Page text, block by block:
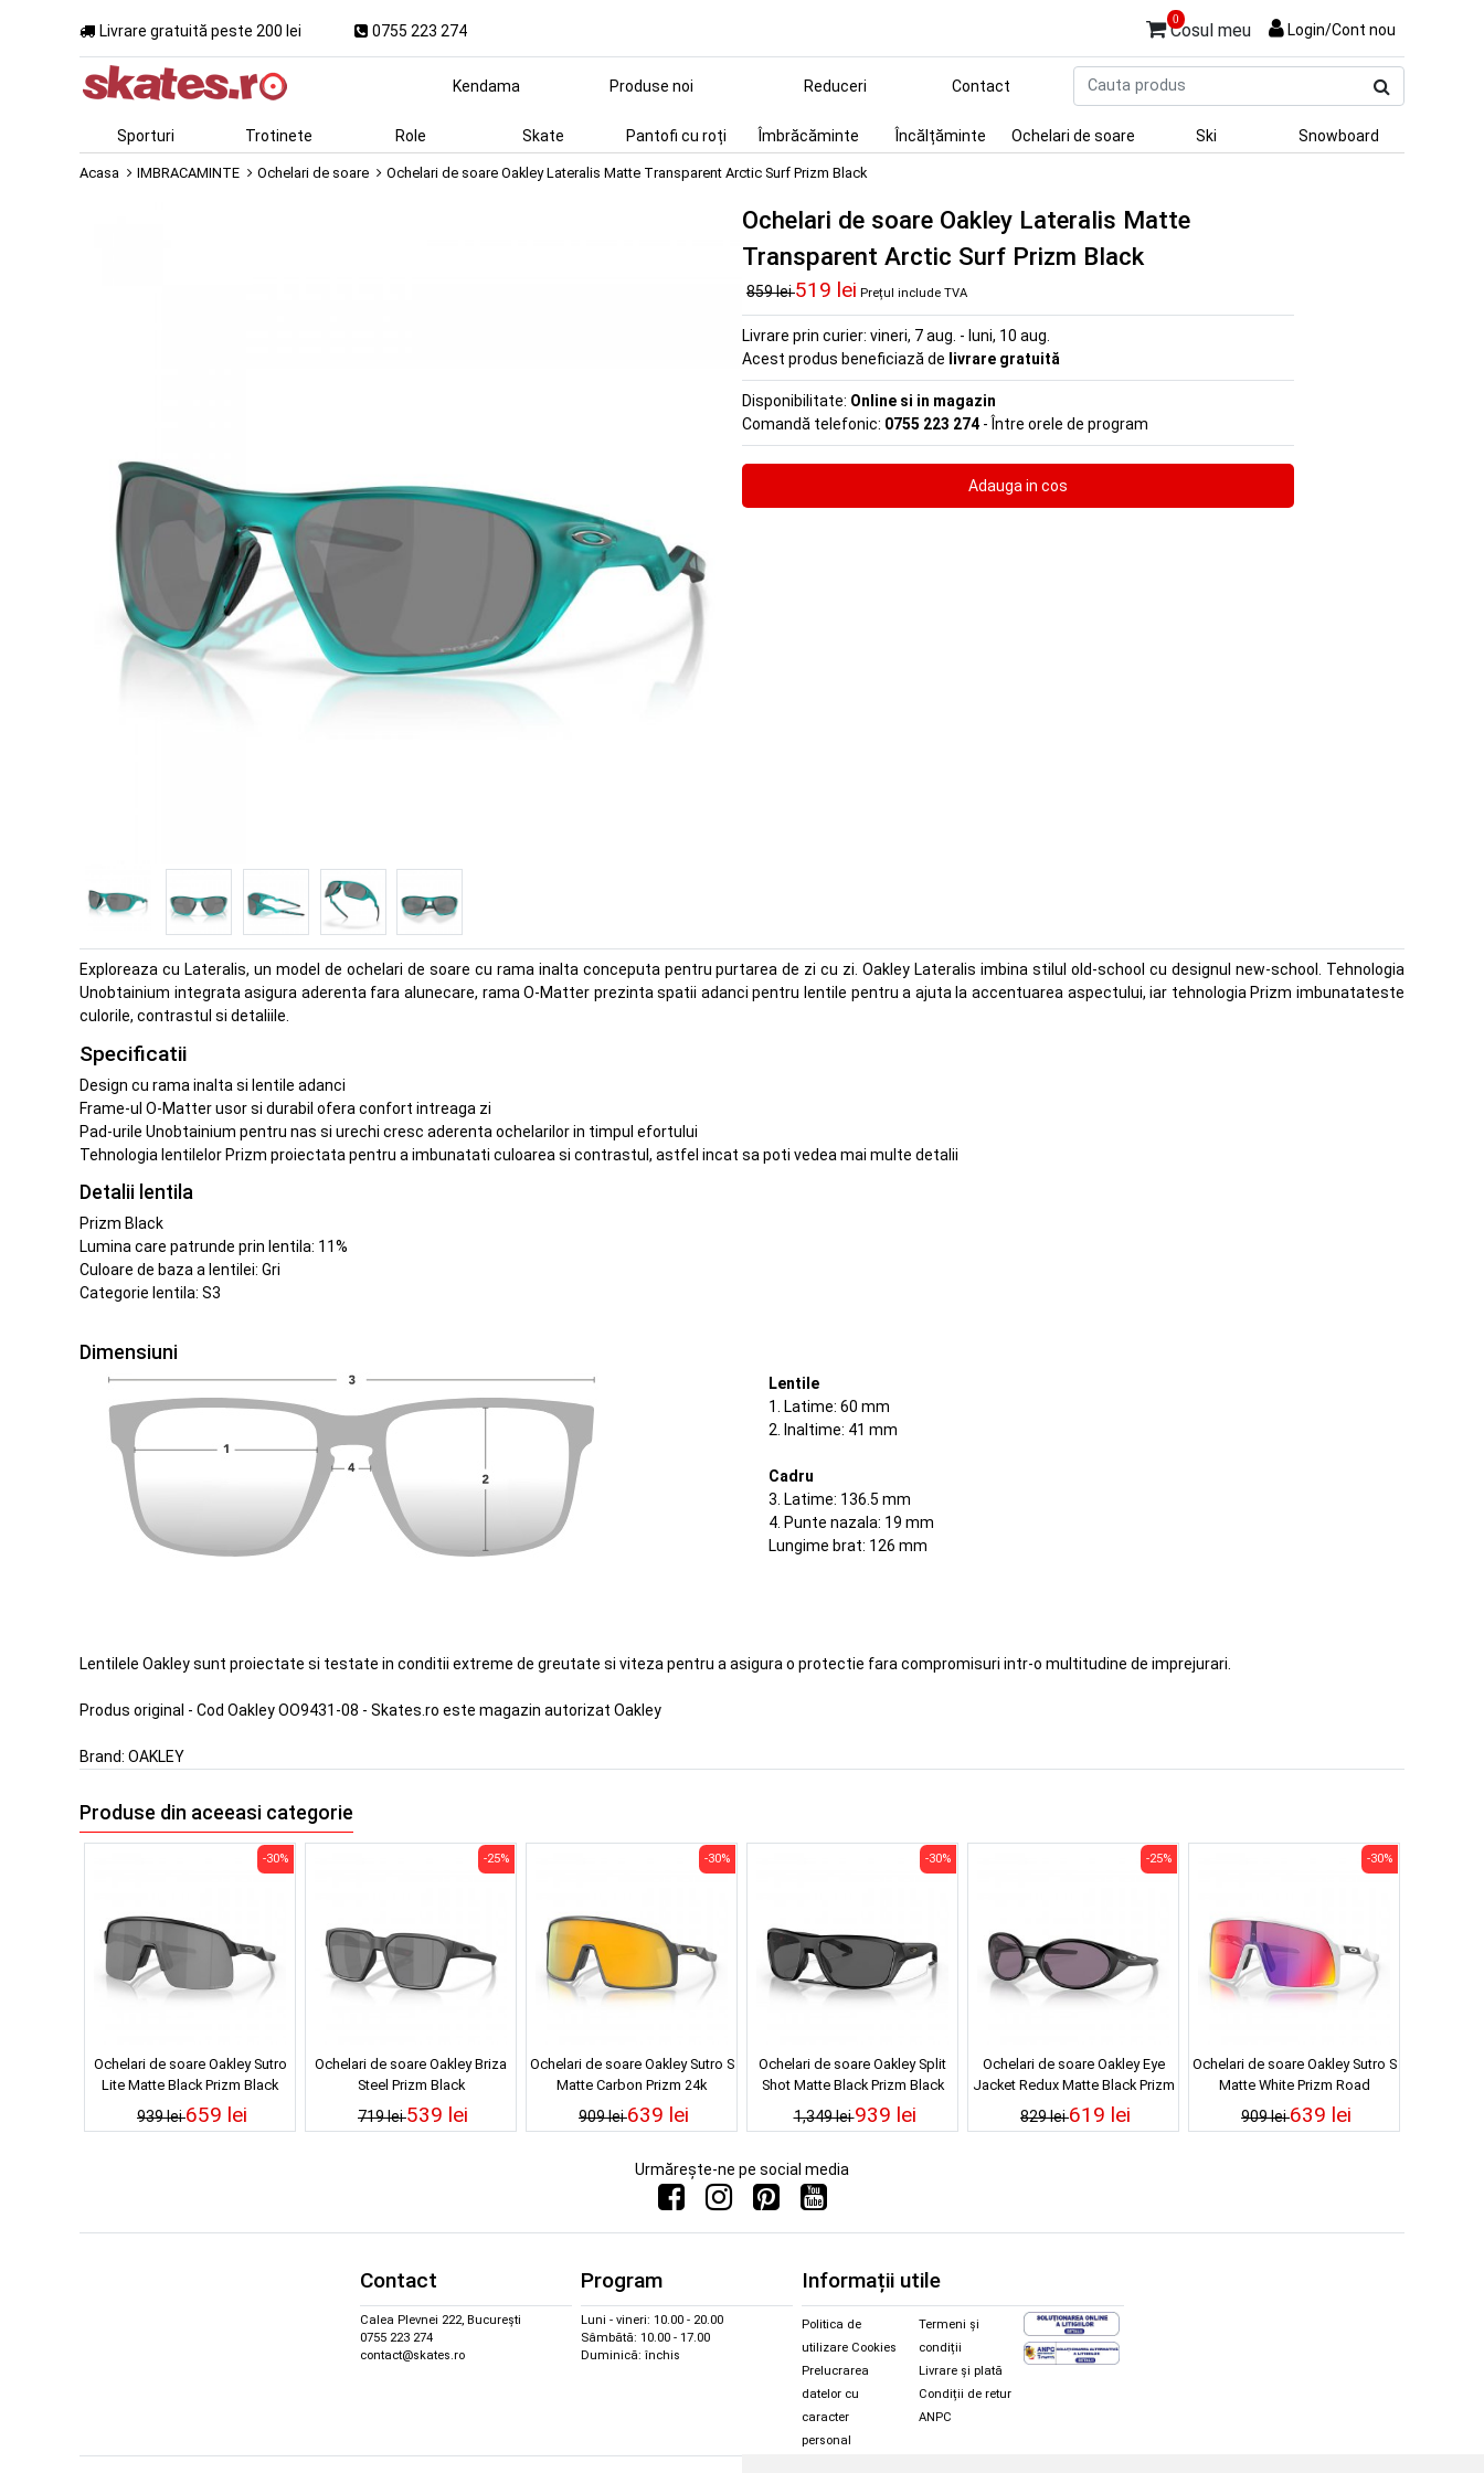
Livrare gratuită peste 200 lei 0755 223 274
0
Cosul meu Login/Cont nou
produs
Kendama Produse noi Reduceri Contact
Sporturi Trotinete Role Skate Pantofi cu roți Îmbrăcăminte Încălțăminte Ochelari de soare Ski Snowboard
Acasa IMBRACAMINTE Ochelari de soare Ochelari de soare Oakley Lateralis Matte Transparent Arctic Surf Prizm Black
Ochelari de soare Oakley Lateralis Matte
Transparent Arctic Surf Prizm Black
859 lei519 lei Prețul include TVA
Livrare prin curier: vineri, 7 aug. - luni, 10 aug.
Acest produs beneficiază de livrare gratuită
Disponibilitate: Online si in magazin
Comandă telefonic: 0755 223 274 - Între orele de program
Exploreaza cu Lateralis, un model de ochelari de soare cu rama inalta conceputa pentru purtarea de zi cu zi. Oakley Lateralis imbina stilul old-school cu designul new-school. Tehnologia
Unobtainium integrata asigura aderenta fara alunecare, rama O-Matter prezinta spatii adanci pentru lentile pentru a ajuta la accentuarea aspectului, iar tehnologia Prizm imbunatateste
culorile, contrastul si detaliile.
Specificatii
Design cu rama inalta si lentile adanci
Frame-ul O-Matter usor si durabil ofera confort intreaga zi
Pad-urile Unobtainium pentru nas si urechi cresc aderenta ochelarilor in timpul efortului
Tehnologia lentilelor Prizm proiectata pentru a imbunatati culoarea si contrastul, astfel incat sa poti vedea mai multe detalii
Detalii lentila
Prizm Black
Lumina care patrunde prin lentila: 11%
Culoare de baza a lentilei: Gri
Categorie lentila: S3
Dimensiuni
Lentile
1. Latime: 60 mm
2. Inaltime: 41 mm
Cadru
3. Latime: 136.5 mm
4. Punte nazala: 19 mm
Lungime brat: 126 mm
Lentilele Oakley sunt proiectate si testate in conditii extreme de greutate si viteza pentru a asigura o protectie fara compromisuri intr-o multitudine de imprejurari.
Produs original - Cod Oakley OO9431-08 - Skates.ro este magazin autorizat Oakley
Brand: OAKLEY
Produse din aceeasi categorie
Ochelari de soare Oakley Sutro
Lite Matte Black Prizm Black
939 lei
-30%
659 lei
Ochelari de soare Oakley Briza
Steel Prizm Black
719 lei
-25%
539 lei
Ochelari de soare Oakley Sutro S
Matte Carbon Prizm 24k
909 lei
-30%
639 lei
Ochelari de soare Oakley Split
Shot Matte Black Prizm Black
Polarized
1,349 lei
-30%
939 lei
Ochelari de soare Oakley Eye
Jacket Redux Matte Black Prizm
Grey
829 lei
-25%
619 lei
Ochelari de soare Oakley Sutro S
Matte White Prizm Road
909 lei
-30%
639 lei
Urmărește-ne pe social media
Contact
Calea Plevnei 222, București
0755 223 274
contact@skates.ro
Program
Luni - vineri: 10.00 - 20.00
Sâmbătă: 10.00 - 17.00
Duminică: închis
Informații utile
Politica de
utilizare Cookies
Prelucrarea
datelor cu
caracter
personal
Termeni și
condiții
Livrare și plată
Condiții de retur
ANPC